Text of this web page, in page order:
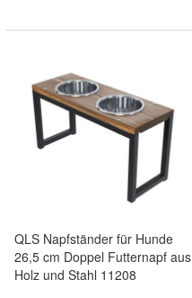
QLS Napfständer für Hunde
26,5 cm Doppel Futternapf aus
Holz und Stahl 11208